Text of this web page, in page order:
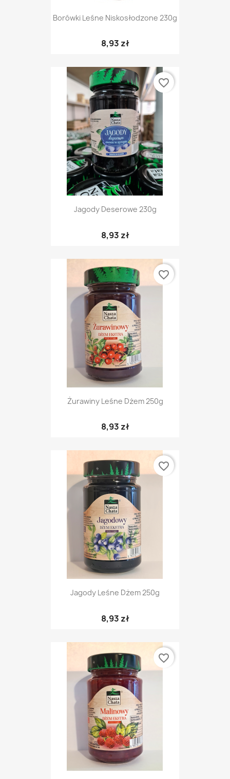
Borówki Leśne Niskosłodzone 230g
8,93 zł
Jagody Deserowe 230g
8,93 zł
favorite_border
Żurawiny Leśne Dżem 250g
8,93 zł
favorite_border
Jagody Leśne Dżem 250g
8,93 zł
favorite_border
favorite_border